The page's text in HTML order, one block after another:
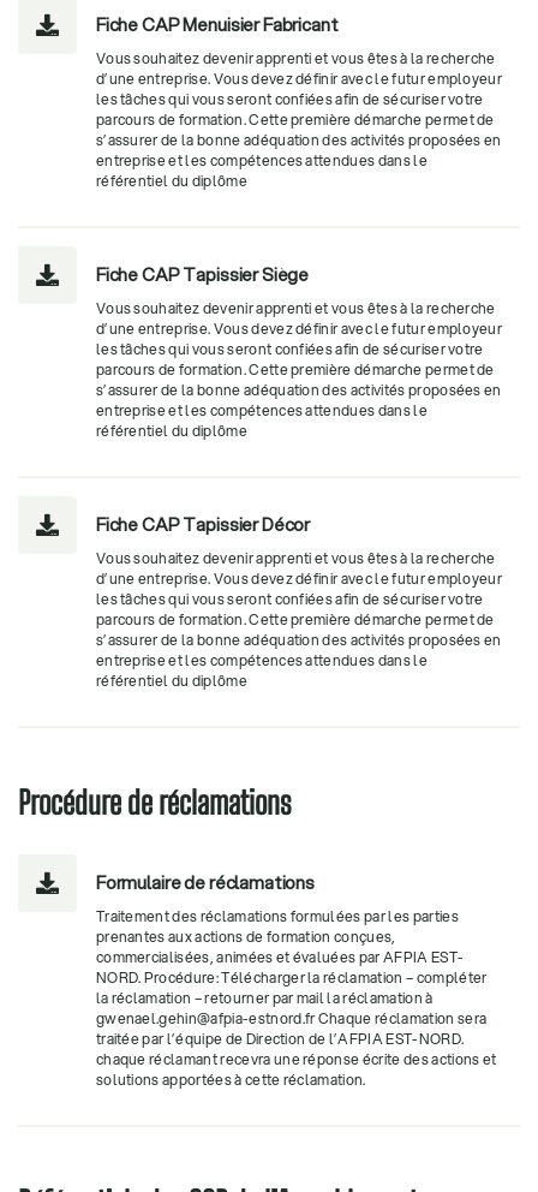
 Fiche CAP Menuisier Fabricant
Vous souhaitez devenir apprenti et vous êtes à la recherche
d’une entreprise. Vous devez définir avec le futur employeur
les tâches qui vous seront confiées afin de sécuriser votre
parcours de formation. Cette première démarche permet de
s’assurer de la bonne adéquation des activités proposées en
entreprise et les compétences attendues dans le
référentiel du diplôme
 Fiche CAP Tapissier Siège
Vous souhaitez devenir apprenti et vous êtes à la recherche
d’une entreprise. Vous devez définir avec le futur employeur
les tâches qui vous seront confiées afin de sécuriser votre
parcours de formation. Cette première démarche permet de
s’assurer de la bonne adéquation des activités proposées en
entreprise et les compétences attendues dans le
référentiel du diplôme
 Fiche CAP Tapissier Décor
Vous souhaitez devenir apprenti et vous êtes à la recherche
d’une entreprise. Vous devez définir avec le futur employeur
les tâches qui vous seront confiées afin de sécuriser votre
parcours de formation. Cette première démarche permet de
s’assurer de la bonne adéquation des activités proposées en
entreprise et les compétences attendues dans le
référentiel du diplôme
Procédure de réclamations
 Formulaire de réclamations
Traitement des réclamations formulées par les parties
prenantes aux actions de formation conçues,
commercialisées, animées et évaluées par AFPIA EST-
NORD. Procédure: Télécharger la réclamation – compléter
la réclamation – retourner par mail la réclamation à
gwenael.gehin@afpia-estnord.fr Chaque réclamation sera
traitée par l’équipe de Direction de l’AFPIA EST-NORD.
chaque réclamant recevra une réponse écrite des actions et
solutions apportées à cette réclamation.